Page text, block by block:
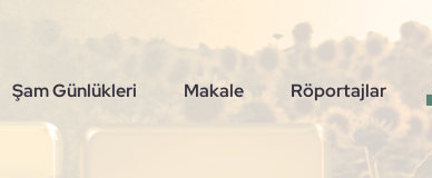
Şam Günlükleri Makale Röportajlar